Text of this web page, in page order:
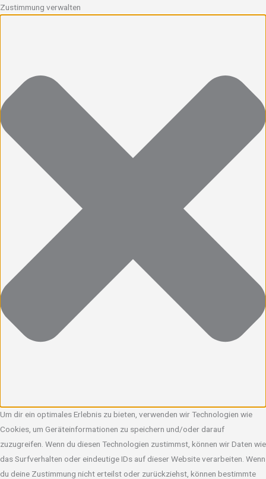
Zustimmung verwalten
Um dir ein optimales Erlebnis zu bieten, verwenden wir Technologien wie
Cookies, um Geräteinformationen zu speichern und/oder darauf
zuzugreifen. Wenn du diesen Technologien zustimmst, können wir Daten wie
das Surfverhalten oder eindeutige IDs auf dieser Website verarbeiten. Wenn
du deine Zustimmung nicht erteilst oder zurückziehst, können bestimmte